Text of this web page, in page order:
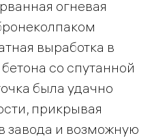
огневая
выработка в
со спутанной
была удачно
прикрывая
завода и возможную